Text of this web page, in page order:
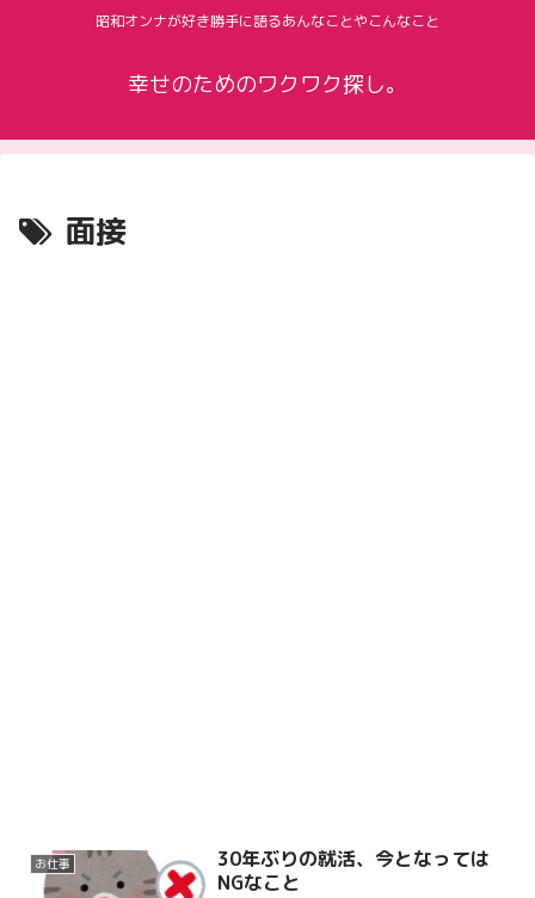
昭和オンナが好き勝手に語るあんなことやこんなこと
幸せのためのワクワク探し。
面接
お仕事
30年ぶりの就活、今となっては
NGなこと